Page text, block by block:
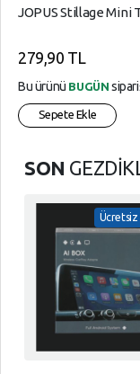
JOPUS Stillage Mini
279,90 TL
Bu ürünü BUGÜN
Sepete Ekle
SON
Ücretsiz